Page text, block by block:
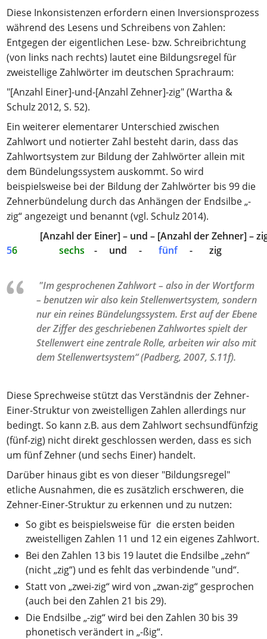
Diese Inkonsistenzen erfordern einen Inversionsprozess
während des Lesens und Schreibens von Zahlen:
Entgegen der eigentlichen Lese- bzw. Schreibrichtung
(von links nach rechts) lautet eine Bildungsregel für
zweistellige Zahlwörter im deutschen Sprachraum:
"[Anzahl Einer]-und-[Anzahl Zehner]-zig" (Wartha &
Schulz 2012, S. 52).
Ein weiterer elementarer Unterschied zwischen
Zahlwort und notierter Zahl besteht darin, dass das
Zahlwortsystem zur Bildung der Zahlwörter allein mit
dem Bündelungssystem auskommt. So wird
beispielsweise bei der Bildung der Zahlwörter bis 99 die
Zehnerbündelung durch das Anhängen der Endsilbe „-
zig“ angezeigt und benannt (vgl. Schulz 2014).
[Anzahl der Einer] – und – [Anzahl der Zehner] –
56 sechs - und -fünf - zig
"Im gesprochenen Zahlwort – also in der Wortform
– benutzen wir also kein Stellenwertsystem, sondern
nur ein reines Bündelungssystem. Erst auf der Ebene
der Ziffer des geschriebenen Zahlwortes spielt der
Stellenwert eine zentrale Rolle, arbeiten wir also mit
dem Stellenwertsystem“ (Padberg, 2007, S.11f).
Diese Sprechweise stützt das Verständnis der Zehner-
Einer-Struktur von zweistelligen Zahlen allerdings nur
bedingt. So kann z.B. aus dem Zahlwort sechsundfünfzig
(fünf-zig) nicht direkt geschlossen werden, dass es sich
um fünf Zehner (und sechs Einer) handelt.
Darüber hinaus gibt es von dieser "Bildungsregel"
etliche Ausnahmen, die es zusätzlich erschweren, die
Zehner-Einer-Struktur zu erkennen und zu nutzen:
So gibt es beispielsweise für die ersten beiden
zweistelligen Zahlen 11 und 12 ein eigenes Zahlwort.
Bei den Zahlen 13 bis 19 lautet die Endsilbe „zehn“
(nicht „zig“) und es fehlt das verbindende "und“.
Statt von „zwei-zig“ wird von „zwan-zig“ gesprochen
(auch bei den Zahlen 21 bis 29).
Die Endsilbe „-zig“ wird bei den Zahlen 30 bis 39
phonetisch verändert in „-ßig“.